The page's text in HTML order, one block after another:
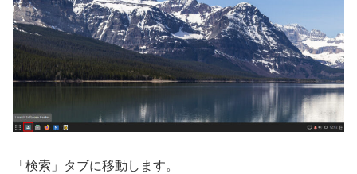
「検索」タブに移動します。